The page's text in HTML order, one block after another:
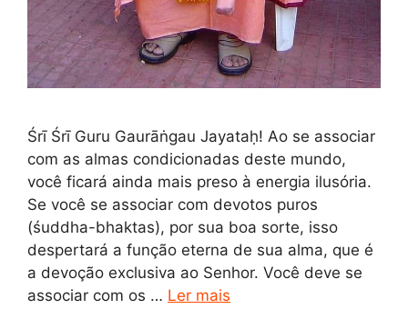
Śrī Śrī Guru Gaurāṅgau Jayataḥ! Ao se associar
com as almas condicionadas deste mundo,
você ficará ainda mais preso à energia ilusória.
Se você se associar com devotos puros
(śuddha-bhaktas), por sua boa sorte, isso
despertará a função eterna de sua alma, que é
a devoção exclusiva ao Senhor. Você deve se
associar com os … Ler mais